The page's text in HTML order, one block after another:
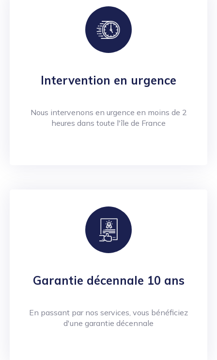
Intervention en urgence
Nous intervenons en urgence en moins de 2
heures dans toute l'île de France
Garantie décennale 10 ans
En passant par nos services, vous bénéficiez
d'une garantie décennale